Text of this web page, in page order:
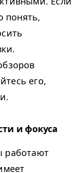
понять,
его,
и фокуса
работают